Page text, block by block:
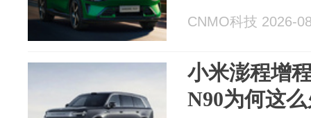
CNMO科技 2026-
小米澎程增
N90为何这